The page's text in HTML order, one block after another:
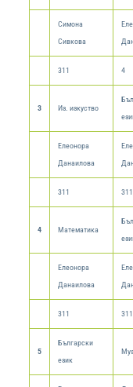
Симона
Сивкова
311 4
3 Из. изкуство
Елеонора
Данаилова
311 311
4 Математика
Елеонора
Данаилова
311 311
5
Български
език